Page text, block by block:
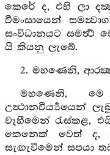
කෙරේ ද, එහි ලා
වීමංසායෙන්
සංවිධානයට සමර්‍ත්‍ථ
යි කියනු ලැබේ.
2. මහණෙනි,
මහණෙනි,
උත්‍ථානවීර්‍ය්‍යයෙන්
වෑහීමෙන් රැස්කළ,
කෙනෙක් වෙත් ද,
සැඟැවීමෙන් සපයා